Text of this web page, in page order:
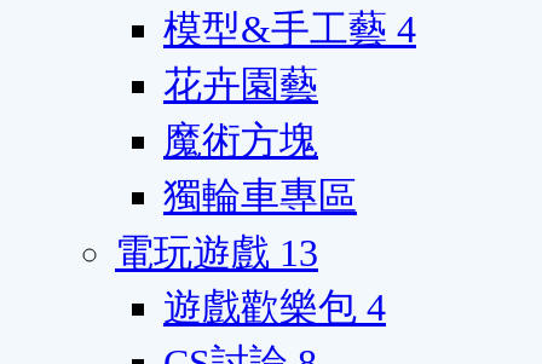
模型&手工藝 4
花卉園藝
魔術方塊
獨輪車專區
電玩遊戲 13
遊戲歡樂包 4